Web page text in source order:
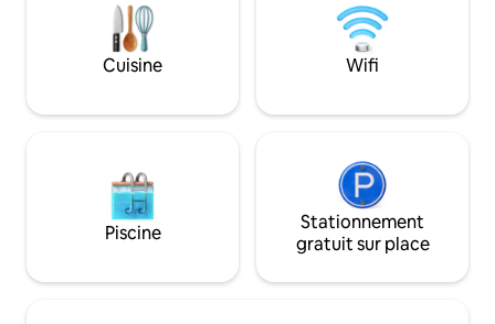
dispose d'une cuisine entièrement
équipée avec un grand îlot pour
préparer les repas. Également un salon
spacieux avec vue sur le désert
Cuisine Wifi
Piscine
Stationnement
gratuit sur place